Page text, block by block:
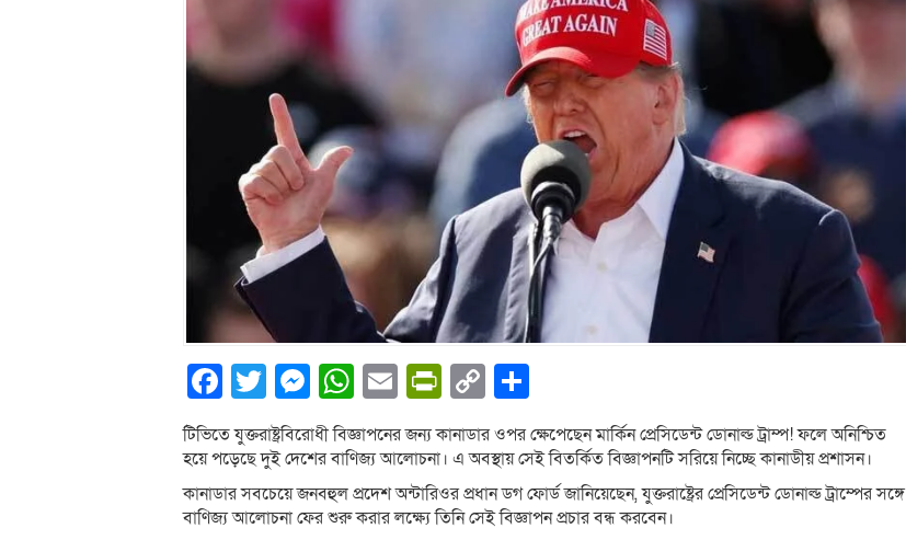
Facebook
Twitter
Messenger
WhatsApp
EmailPrintFriendly
Copy
Link
টিভিতে যুক্তরাষ্ট্রবিরোধী বিজ্ঞাপনের জন্য কানাডার ওপর ক্ষেপেছেন মার্কিন প্রেসিডেন্ট ডোনাল্ড ট্রাম্প! ফলে অনিশ্চিত
হয়ে পড়েছে দুই দেশের বাণিজ্য আলোচনা। এ অবস্থায় সেই বিতর্কিত বিজ্ঞাপনটি সরিয়ে নিচ্ছে কানাডীয় প্রশাসন।
কানাডার সবচেয়ে জনবহুল প্রদেশ অন্টারিওর প্রধান ডগ ফোর্ড জানিয়েছেন, যুক্তরাষ্ট্রের প্রেসিডেন্ট ডোনাল্ড ট্রাম্পের সঙ্গে
বাণিজ্য আলোচনা ফের শুরু করার লক্ষ্যে তিনি সেই বিজ্ঞাপন প্রচার বন্ধ করবেন।